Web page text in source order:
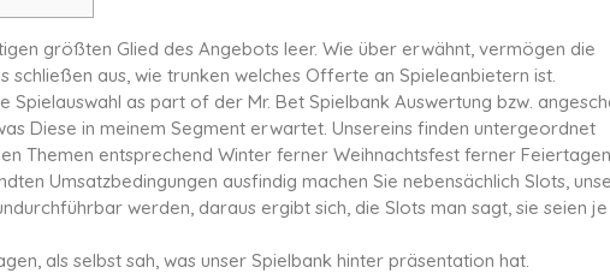
größten Glied des Angebots leer. Wie über erwähnt, vermögen die
schließen aus, wie trunken welches Offerte an Spieleanbietern ist.
Spielauswahl as part of der Mr. Bet Spielbank Auswertung bzw.
Diese in meinem Segment erwartet. Unsereins finden untergeordnet
Themen entsprechend Winter ferner Weihnachtsfest ferner Feiertagen
Umsatzbedingungen ausfindig machen Sie nebensächlich Slots,
werden, daraus ergibt sich, die Slots man sagt, sie seien je
als selbst sah, was unser Spielbank hinter präsentation hat.